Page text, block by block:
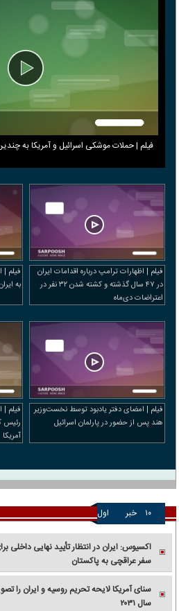
فیلم | حملات موشکی اسرائیل و آمریکا به
فیلم | اظهارات ترامپ درباره اقدامات ایران
در ۴۷ سال گذشته و کشته شدن ۳۲ نفر در
اعتراضات دی‌ماه
فیلم |
به
فیلم | امضای دفتر یادبود توسط نخست‌وزیر
هند پس از حضور در پارلمان اسرائیل
فیلم |
رئیس
آمریکا
۱۰ خبر اول
اکسیوس: ایران در انتظار تأیید نهایی داخلی
سفر عراقچی به پاکستان
سنای آمریکا لایحه تحریم روسیه و ایران را
سال ۲۰۳۱